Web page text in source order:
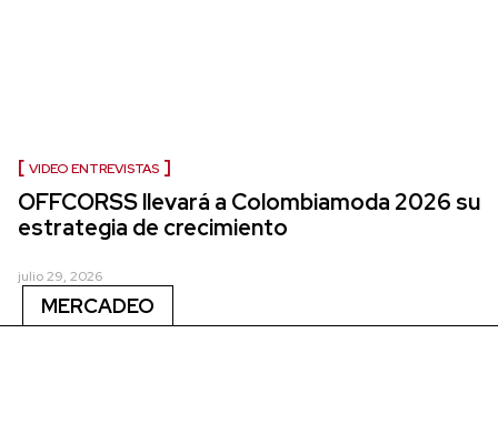
VIDEO ENTREVISTAS
OFFCORSS llevará a Colombiamoda 2026 su
estrategia de crecimiento
julio 29, 2026
MERCADEO